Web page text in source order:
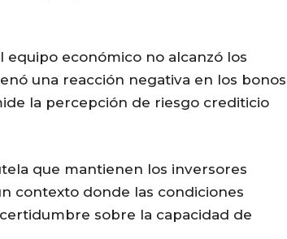
económico no alcanzó los
una reacción negativa en los bonos
la percepción de riesgo crediticio
que mantienen los inversores
contexto donde las condiciones
sobre la capacidad de